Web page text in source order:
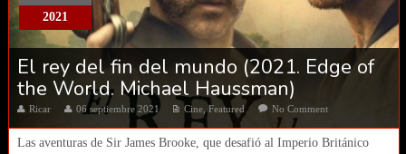
2021
El rey del fin del mundo (2021. Edge of
the World. Michael Haussman)
Ricar 06 septiembre 2021 Cine, Featured No Comment
Las aventuras de Sir James Brooke, que desafió al Imperio Británico